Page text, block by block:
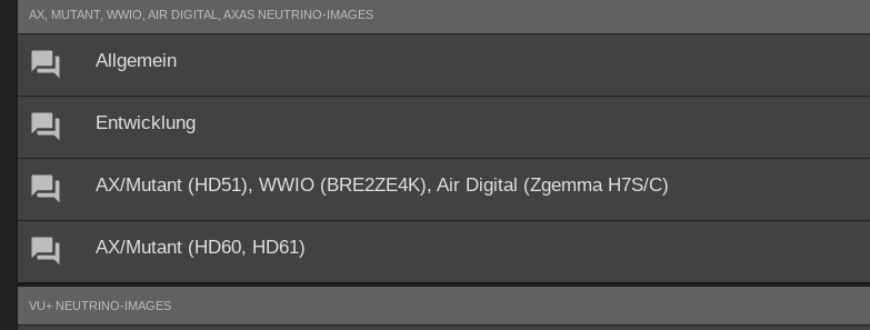
AX, MUTANT, WWIO, AIR DIGITAL, AXAS NEUTRINO-IMAGES
Allgemein
Entwicklung
AX/Mutant (HD51), WWIO (BRE2ZE4K), Air Digital (Zgemma H7S/C)
AX/Mutant (HD60, HD61)
VU+ NEUTRINO-IMAGES